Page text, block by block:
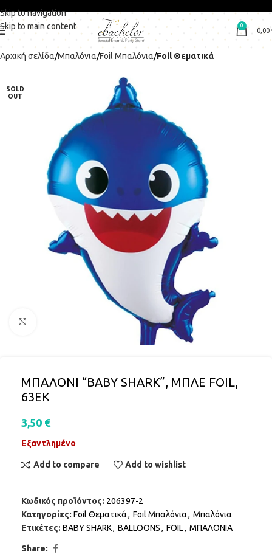
Skip to navigation
Skip to main content
0
0,00
Αρχική σελίδα Μπαλόνια Foil Μπαλόνια Foil Θεματικά
SOLD
OUT
ΜΠΑΛΟΝΙ “BABY SHARK”, ΜΠΛΕ FOIL,
63ΕΚ
3,50 €
Εξαντλημένο
Add to compare Add to wishlist
Κωδικός προϊόντος: 206397-2
Κατηγορίες: Foil Θεματικά, Foil Μπαλόνια, Μπαλόνια
Ετικέτες: BABY SHARK, BALLOONS, FOIL, ΜΠΑΛΟΝΙΑ
Share: